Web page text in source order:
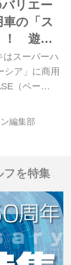
リエー
の「ス
！ 遊び
空間性
はスーパーハ
シア」に商用
（ベー
。
編集部
フを特集